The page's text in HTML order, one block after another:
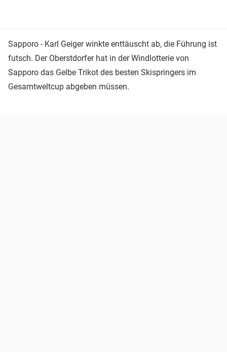
Sapporo - Karl Geiger winkte enttäuscht ab, die Führung ist
futsch. Der Oberstdorfer hat in der Windlotterie von
Sapporo das Gelbe Trikot des besten Skispringers im
Gesamtweltcup abgeben müssen.